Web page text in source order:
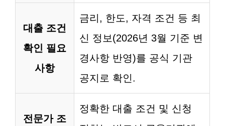
대출 조건
확인 필요
사항
금리, 한도, 자격 조건 등 최
신 정보(2026년 3월 기준 변
경사항 반영)를 공식 기관
공지로 확인.
전문가 조
정확한 대출 조건 및 신청